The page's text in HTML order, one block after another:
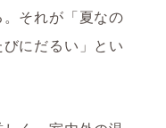
それが「夏なの
にだるい」とい